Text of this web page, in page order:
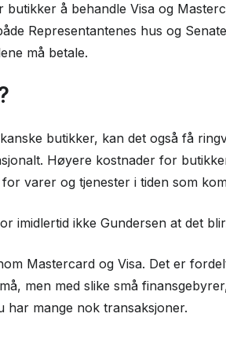
butikker å behandle Visa og
Representantenes hus og
må betale.
butikker, kan det også få
Høyere kostnader for
varer og tjenester i tiden som
imidlertid ikke Gundersen at det
Mastercard og Visa. Det er
men med slike små
mange nok transaksjoner.